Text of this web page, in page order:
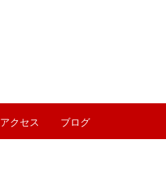
アクセス ブログ